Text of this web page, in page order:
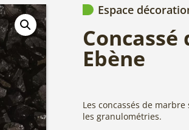
Espace
Ebène
Les concassés de
les granulométries.